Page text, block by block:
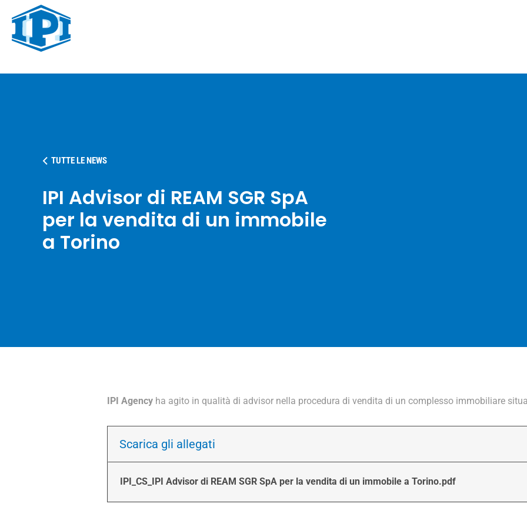
contenuto
principale
TUTTE LE NEWS
IPI Advisor di REAM SGR SpA
per la vendita di un immobile
a Torino
IPI Agency ha agito in qualità di advisor nella procedura di vendita di un complesso immobiliare
Scarica gli allegati
IPI_CS_IPI Advisor di REAM SGR SpA per la vendita di un immobile a Torino.pdf